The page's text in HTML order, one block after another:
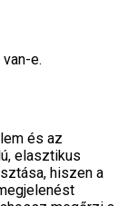
e.
és az
elasztikus
hiszen a